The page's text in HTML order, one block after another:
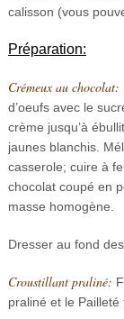
calisson (vous
Préparation:
Crémeux au chocolat:
d’oeufs avec le
crème jusqu’à
jaunes blanchis.
casserole; cuire à
chocolat coupé en
masse homogène.
Dresser au fond
Croustillant praliné:
praliné et le